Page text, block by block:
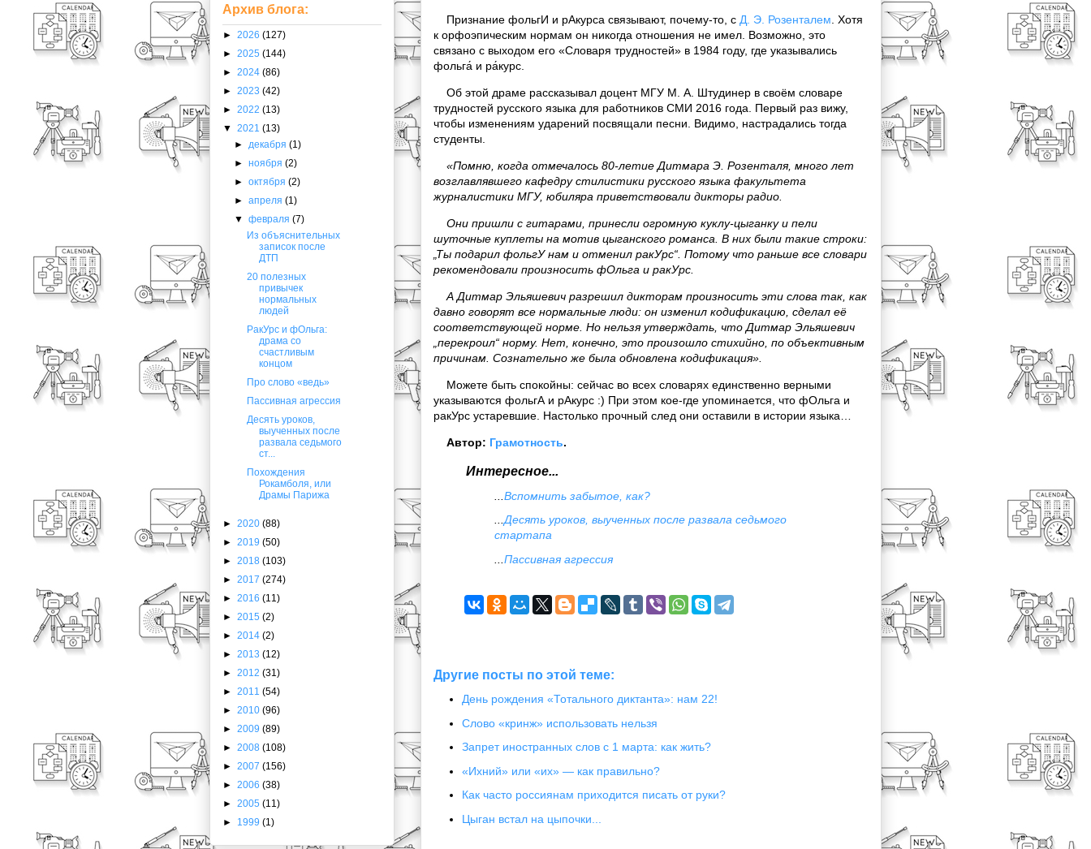
Признание фольгИ и рАкурса связывают, почему-то, с Д. Э. Розенталем . Хотя
к орфоэпическим нормам он никогда отношения не имел. Возможно, это
связано с выходом его «Словаря трудностей» в 1984 году, где указывались
фольга́ и ра́курс.
Об этой драме рассказывал доцент МГУ М. А. Штудинер в своём словаре
трудностей русского языка для работников СМИ 2016 года. Первый раз вижу,
чтобы изменениям ударений посвящали песни. Видимо, настрадались тогда
студенты.
«Помню, когда отмечалось 80-летие Дитмара Э. Розенталя, много лет
возглавлявшего кафедру стилистики русского языка факультета
журналистики МГУ, юбиляра приветствовали дикторы радио.
Они пришли с гитарами, принесли огромную куклу-цыганку и пели
шуточные куплеты на мотив цыганского романса. В них были такие строки:
„Ты подарил фольгУ нам и отменил ракУрс“. Потому что раньше все словари
рекомендовали произносить фОльга и ракУрс.
А Дитмар Эльяшевич разрешил дикторам произносить эти слова так, как
давно говорят все нормальные люди: он изменил кодификацию, сделал её
соответствующей норме. Но нельзя утверждать, что Дитмар Эльяшевич
„перекроил“ норму. Нет, конечно, это произошло стихийно, по объективным
причинам. Сознательно же была обновлена кодификация».
Можете быть спокойны: сейчас во всех словарях единственно верными
указываются фольгА и рАкурс :) При этом кое-где упоминается, что фОльга и
ракУрс устаревшие. Настолько прочный след они оставили в истории языка…
Автор: Грамотность.
Интересное...
Вспомнить забытое, как?
Десять уроков, выученных после развала седьмого
стартапа
Пассивная агрессия
Другие посты по этой теме:
День рождения «Тотального диктанта»: нам 22!
Слово «кринж» использовать нельзя
Запрет иностранных слов с 1 марта: как жить?
«Ихний» или «их» — как правильно?
Как часто россиянам приходится писать от руки?
Цыган встал на цыпочки...
Архив блога:
► 2026 (127)
► 2025 (144)
► 2024 (86)
► 2023 (42)
► 2022 (13)
▼ 2021 (13)
► декабря(1)
►ноября(2)
►октября(2)
►апреля(1)
▼февраля(7)
Из объяснительных
записок после
ДТП
20 полезных
привычек
нормальных
людей
РакУрс и фОльга:
драма со
счастливым
концом
Про слово «ведь»
Пассивная агрессия
Десять уроков,
выученных после
развала седьмого
ст...
Похождения
Рокамболя, или
Драмы Парижа
► 2020 (88)
► 2019 (50)
► 2018 (103)
► 2017 (274)
► 2016 (11)
► 2015 (2)
► 2014 (2)
► 2013 (12)
► 2012 (31)
► 2011 (54)
► 2010 (96)
► 2009 (89)
► 2008 (108)
► 2007 (156)
► 2006 (38)
► 2005 (11)
► 1999 (1)